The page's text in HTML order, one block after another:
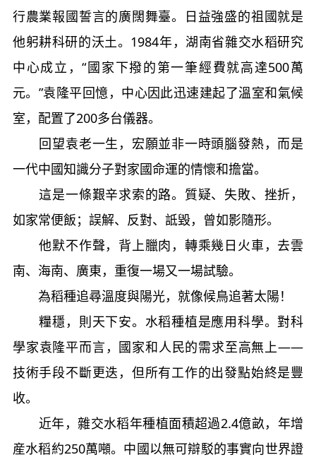
行農業報國誓言的廣闊舞臺。日益強盛的祖國就是
他躬耕科研的沃土。1984年，湖南省雜交水稻研究
中心成立，“國家下撥的第一筆經費就高達500萬
元。”袁隆平回憶，中心因此迅速建起了溫室和氣候
室，配置了200多台儀器。
回望袁老一生，宏願並非一時頭腦發熱，而是
一代中國知識分子對家國命運的情懷和擔當。
這是一條艱辛求索的路。質疑、失敗、挫折，
如家常便飯；誤解、反對、詆毀，曾如影隨形。
他默不作聲，背上臘肉，轉乘幾日火車，去雲
南、海南、廣東，重復一場又一場試驗。
為稻種追尋溫度與陽光，就像候鳥追著太陽！
糧穩，則天下安。水稻種植是應用科學。對科
學家袁隆平而言，國家和人民的需求至高無上——
技術手段不斷更迭，但所有工作的出發點始終是豐
收。
近年，雜交水稻年種植面積超過2.4億畝，年增
産水稻約250萬噸。中國以無可辯駁的事實向世界證